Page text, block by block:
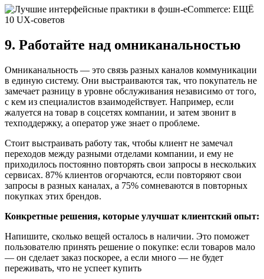
9. Работайте над омниканальностью
Омниканальность — это связь разных каналов коммуникации
в единую систему. Они выстраиваются так, что покупатель не
замечает разницу в уровне обслуживания независимо от того,
с кем из специалистов взаимодействует. Например, если
жалуется на товар в соцсетях компании, и затем звонит в
техподдержку, а оператор уже знает о проблеме.
Стоит выстраивать работу так, чтобы клиент не замечал
переходов между разными отделами компании, и ему не
приходилось постоянно повторять свои запросы в нескольких
сервисах. 87% клиентов огорчаются, если повторяют свои
запросы в разных каналах, а 75% сомневаются в повторных
покупках этих брендов.
Конкретные решения, которые улучшат клиентский опыт:
Напишите, сколько вещей осталось в наличии. Это поможет
пользователю принять решение о покупке: если товаров мало
— он сделает заказ поскорее, а если много — не будет
переживать, что не успеет купить